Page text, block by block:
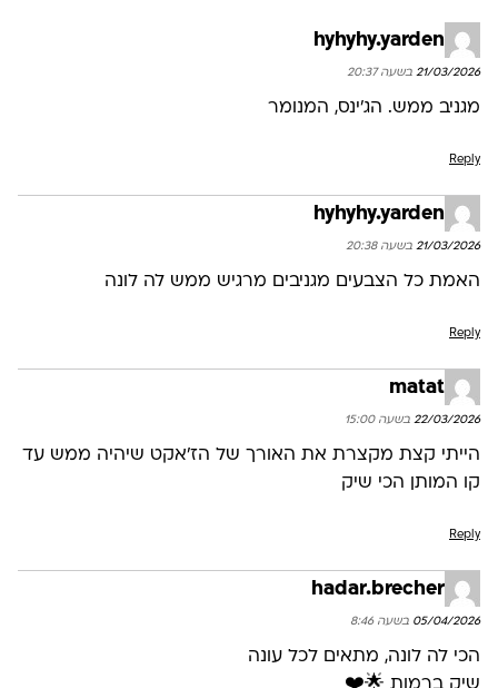
hyhyhy.yarden
21/03/2026 בשעה 20:37
מגניב ממש. הג’ינס, המנומר
Reply
hyhyhy.yarden
21/03/2026 בשעה 20:38
האמת כל הצבעים מגניבים מרגיש ממש לה לונה
Reply
matat
22/03/2026 בשעה 15:00
הייתי קצת מקצרת את האורך של הז׳אקט שיהיה ממש עד
קו המותן הכי שיק
Reply
hadar.brecher
05/04/2026 בשעה 8:46
הכי לה לונה, מתאים לכל עונה